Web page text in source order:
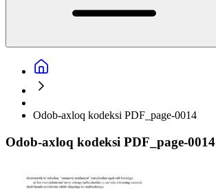
Odob-axloq kodeksi PDF_page-0014
Odob-axloq kodeksi PDF_page-0014